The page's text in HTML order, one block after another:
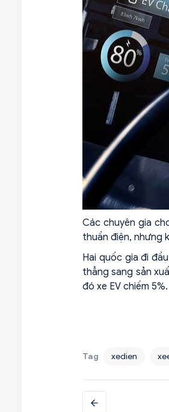
Các chuyên gia
thuần điện, nhưng
Hai quốc gia đi
thẳng sang sản
đó xe EV chiếm 5%.
Tag xedien